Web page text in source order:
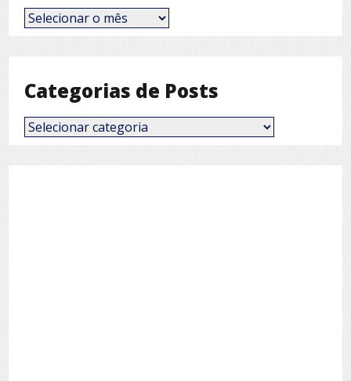
Posts
por
Categorias de Posts
Categorias
de